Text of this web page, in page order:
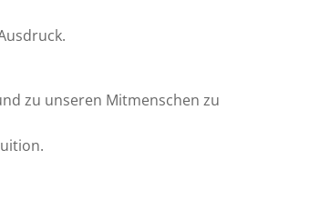
zu unseren Mitmenschen zu